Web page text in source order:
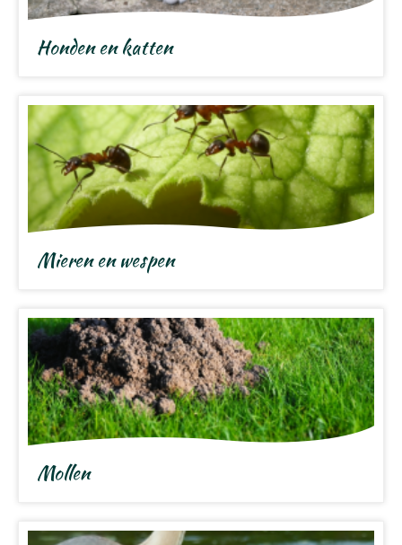
Honden en katten
Mieren en wespen
Mollen